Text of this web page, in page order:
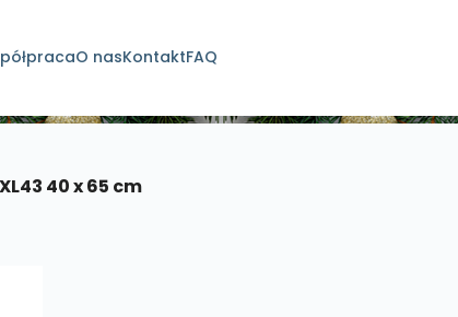
O nasKontaktFAQ
40 x 65 cm